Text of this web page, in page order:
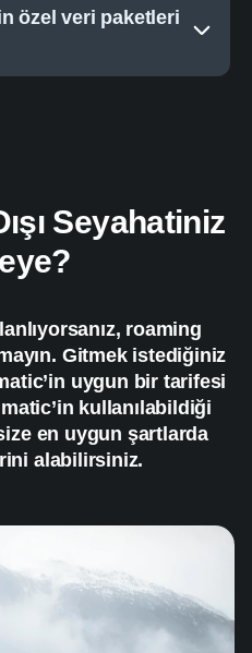
özel veri paketleri
Seyahatiniz
roaming
Gitmek istediğiniz
uygun bir tarifesi
kullanılabildiği
en uygun şartlarda
alabilirsiniz.